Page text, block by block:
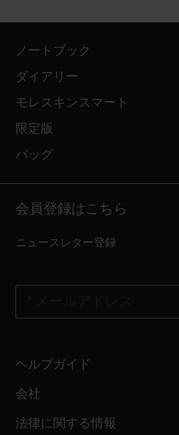
ノートブック
ダイアリー
モレスキンスマート
限定版
バッグ
会員登録はこちら
ニュースレター登録
ヘルプガイド
会社
法律に関する情報